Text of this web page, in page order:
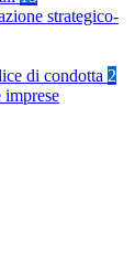
strategico-
di condotta 2